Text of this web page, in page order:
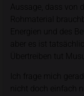
Aussage, dass von
Rohmaterial
Energien und des
aber es ist
Übertreiben tut
Ich frage mich
nicht doch einfach